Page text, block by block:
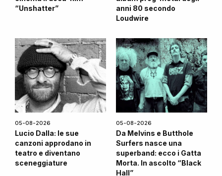
“Unshatter”
anni 80 secondo
Loudwire
05-08-2026
Lucio Dalla: le sue
canzoni approdano in
teatro e diventano
sceneggiature
05-08-2026
Da Melvins e Butthole
Surfers nasce una
superband: ecco i Gatta
Morta. In ascolto “Black
Hall”